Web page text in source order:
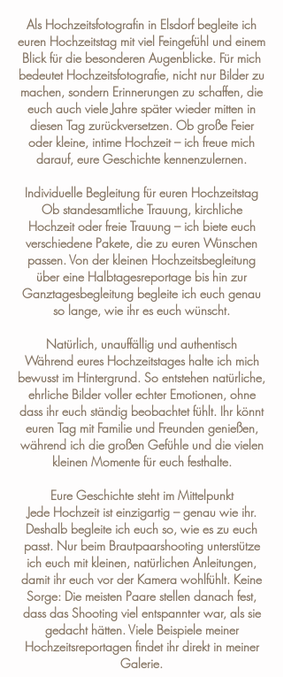
Als Hochzeitsfotografin in Elsdorfbegleite ich
euren Hochzeitstag mit viel Feingefühl und einem
Blick für die besonderen Augenblicke. Für mich
bedeutet Hochzeitsfotografie, nicht nur Bilder zu
machen, sondern Erinnerungen zu schaffen, die
euch auch viele Jahre später wieder mitten in
diesen Tag zurückversetzen. Ob große Feier
oder kleine, intime Hochzeit – ich freue mich
darauf, eure Geschichte kennenzulernen.
Individuelle Begleitung für euren Hochzeitstag
Ob standesamtliche Trauung, kirchliche
Hochzeit oder freie Trauung – ich biete euch
verschiedene Pakete, die zu euren Wünschen
passen. Von der kleinen Hochzeitsbegleitung
über eine Halbtagesreportage bis hin zur
Ganztagesbegleitung begleite ich euch genau
so lange, wie ihr es euch wünscht.
Natürlich, unauffällig und authentisch
Während eures Hochzeitstages halte ich mich
bewusst im Hintergrund. So entstehen natürliche,
ehrliche Bilder voller echter Emotionen, ohne
dass ihr euch ständig beobachtet fühlt. Ihr könnt
euren Tag mit Familie und Freunden genießen,
während ich die großen Gefühle und die vielen
kleinen Momente für euch festhalte.
Eure Geschichte steht im Mittelpunkt
Jede Hochzeit ist einzigartig – genau wie ihr.
Deshalb begleite ich euch so, wie es zu euch
passt. Nur beim Brautpaarshooting unterstütze
ich euch mit kleinen, natürlichen Anleitungen,
damit ihr euch vor der Kamera wohlfühlt. Keine
Sorge: Die meisten Paare stellen danach fest,
dass das Shooting viel entspannter war, als sie
gedacht hätten. Viele Beispiele meiner
Hochzeitsreportagen findet ihr direkt in meiner
Galerie.